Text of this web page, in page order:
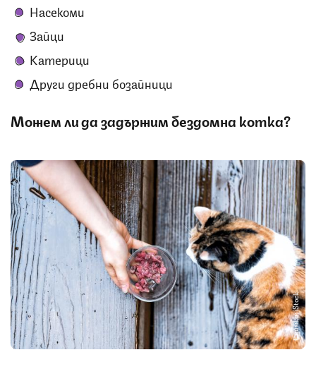
Насекоми
Зайци
Катерици
Други дребни бозайници
Можем ли да задържим бездомна котка?
Снимка: iStock